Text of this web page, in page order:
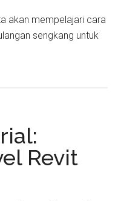
akan mempelajari cara
sengkang untuk
Revit